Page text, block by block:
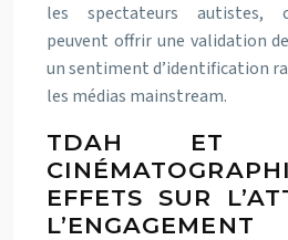
les spectateurs autistes,
peuvent offrir une validation
un sentiment d’identification
les médias mainstream.
TDAH ET
EFFETS SUR
L’ENGAGEMENT